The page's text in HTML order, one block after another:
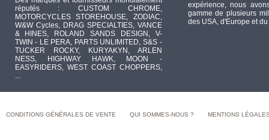
réputés : CUSTOM CHROME,
MOTORCYCLES STOREHOUSE, ZODIAC,
W&W Cycles, DRAG SPECIALTIES, VANCE
& HINES, ROLAND SANDS DESIGN, V-
TWIN - LE PERA, PARTS UNLIMITED, S&S -
TUCKER ROCKY, KURYAKYN, ARLEN
NESS, HIGHWAY HAWK, MOON -
EASYRIDERS, WEST COAST CHOPPERS,
...
expérience, nous
gamme de plusieurs
des USA, d'Europe et
CONDITIONS GÉNÉRALES DE VENTE QUI SOMMES-NOUS ? MENTIONS